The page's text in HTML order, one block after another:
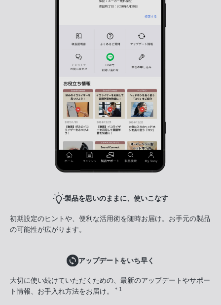
製品を思いのままに、使いこなす
初期設定のヒントや、便利な活用術を随時お届け。お手元の製品
の可能性が広がります。
アップデートをいち早く
大切に使い続けていただくための、最新のアップデートやサポー
ト情報、お手入れ方法をお届け。
＊1